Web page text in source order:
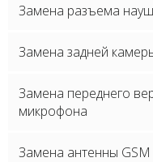
Замена разъема
Замена задней
Замена переднего
микрофона
Замена антенны GSM